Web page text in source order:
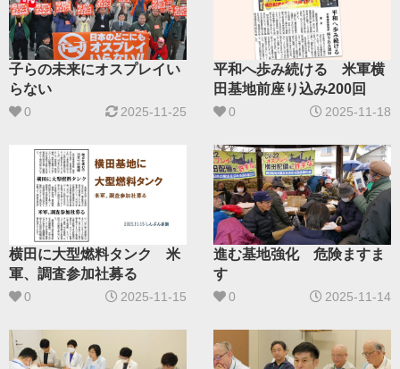
子らの未来にオスプレイい
らない
0 2025-11-25
平和へ歩み続ける 米軍横
田基地前座り込み200回
0 2025-11-18
横田に大型燃料タンク 米
軍、調査参加社募る
0 2025-11-15
進む基地強化 危険ますま
す
0 2025-11-14